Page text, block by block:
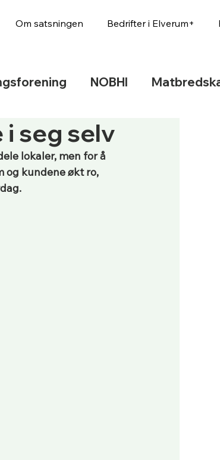
Om satsningen Bedrifter i Elverum+
NOBHI
i seg selv
lokaler, men for å
og kundene økt ro,